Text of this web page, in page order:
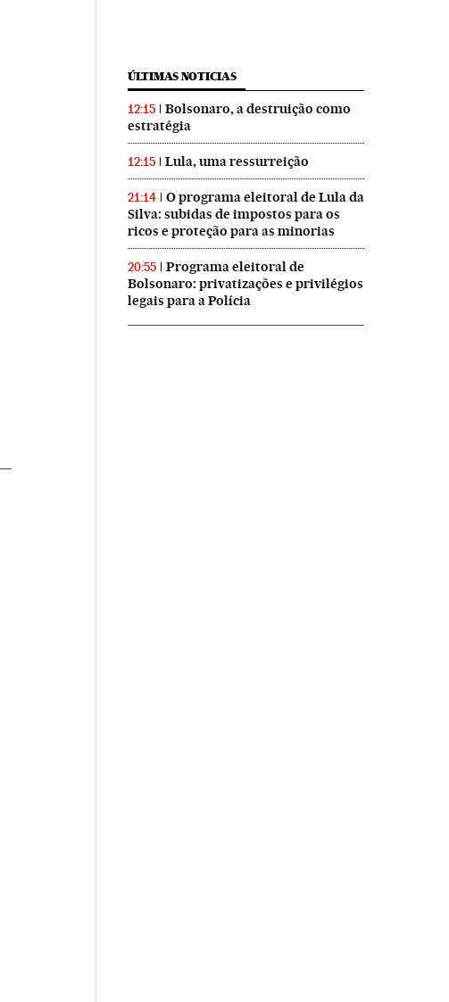
ÚLTIMAS NOTICIAS
12:15
Bolsonaro, a destruição como
estratégia
12:15 Lula, uma ressurreição
21:14
O programa eleitoral de Lula da
Silva: subidas de impostos para os
ricos e proteção para as minorias
20:55
Programa eleitoral de
Bolsonaro: privatizações e privilégios
legais para a Polícia